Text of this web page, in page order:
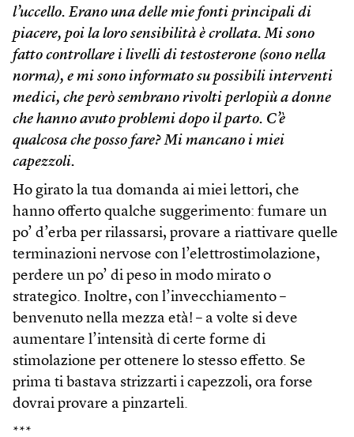
l’uccello. Erano una delle mie fonti principali di
piacere, poi la loro sensibilità è crollata. Mi sono
fatto controllare i livelli di testosterone (sono nella
norma), e mi sono informato su possibili interventi
medici, che però sembrano rivolti perlopiù a donne
che hanno avuto problemi dopo il parto. C’è
qualcosa che posso fare? Mi mancano i miei
capezzoli.
Ho girato la tua domanda ai miei lettori, che
hanno offerto qualche suggerimento: fumare un
po’ d’erba per rilassarsi, provare a riattivare quelle
terminazioni nervose con l’elettrostimolazione,
perdere un po’ di peso in modo mirato o
strategico. Inoltre, con l’invecchiamento –
benvenuto nella mezza età! – a volte si deve
aumentare l’intensità di certe forme di
stimolazione per ottenere lo stesso effetto. Se
prima ti bastava strizzarti i capezzoli, ora forse
dovrai provare a pinzarteli.
***